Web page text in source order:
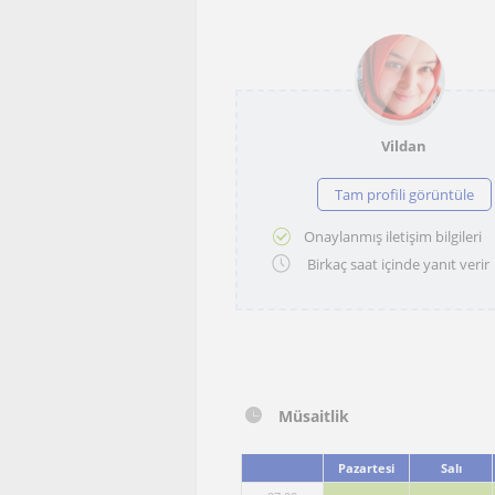
Vildan
Tam profili görüntüle
Onaylanmış iletişim bilgileri
Birkaç saat içinde yanıt verir
Müsaitlik
Pazartesi Salı